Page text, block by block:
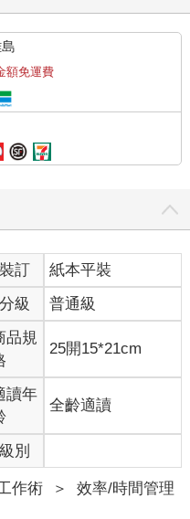
額免運費
裝訂
紙本平裝
分級 普通級
品規
25開15*21cm
讀年
全齡適讀
級別
作術 ＞ 效率/時間管理